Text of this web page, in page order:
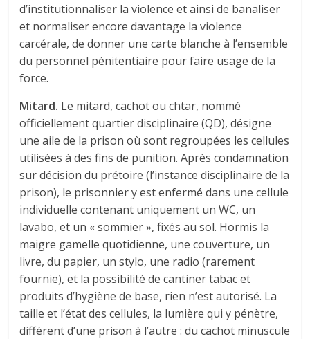
d’institutionnaliser la violence et ainsi de banaliser
et normaliser encore davantage la violence
carcérale, de donner une carte blanche à l’ensemble
du personnel pénitentiaire pour faire usage de la
force.
Mitard. Le mitard, cachot ou chtar, nommé
officiellement quartier disciplinaire (QD), désigne
une aile de la prison où sont regroupées les cellules
utilisées à des fins de punition. Après condamnation
sur décision du prétoire (l’instance disciplinaire de la
prison), le prisonnier y est enfermé dans une cellule
individuelle contenant uniquement un WC, un
lavabo, et un « sommier », fixés au sol. Hormis la
maigre gamelle quotidienne, une couverture, un
livre, du papier, un stylo, une radio (rarement
fournie), et la possibilité de cantiner tabac et
produits d’hygiène de base, rien n’est autorisé. La
taille et l’état des cellules, la lumière qui y pénètre,
différent d’une prison à l’autre : du cachot minuscule